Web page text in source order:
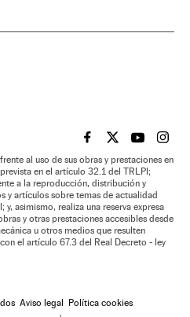
EL PAÍS BRASIL EN
EL PAÍSEL PAÍS
EL
al uso de sus obras y prestaciones en
en el artículo 32.1 del TRLPI;
a la reproducción, distribución y
y artículos sobre temas de actualidad
asimismo, realiza una reserva expresa
y otras prestaciones accesibles desde
u otros medios que resulten
el artículo 67.3 del Real Decreto - ley
Aviso legal Política cookies